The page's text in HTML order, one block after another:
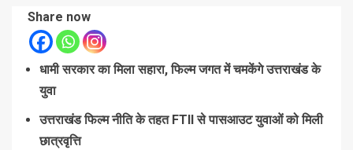
Share now
धामी सरकार का मिला सहारा, फिल्म जगत में चमकेंगे उत्तराखंड के
युवा
उत्तराखंड फिल्म नीति के तहत FTII से पासआउट युवाओं को मिली
छात्रवृत्ति